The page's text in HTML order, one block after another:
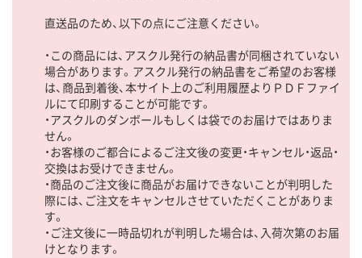
直送品のため、以下の点にご注意ください。
・この商品には、アスクル発行の納品書が同梱されていない
場合があります。アスクル発行の納品書をご希望のお客様
は、商品到着後、本サイト上のご利用履歴よりＰＤＦファイ
ルにて印刷することが可能です。
・アスクルのダンボールもしくは袋でのお届けではありま
せん。
・お客様のご都合によるご注文後の変更・キャンセル・返品・
交換はお受けできません。
・商品のご注文後に商品がお届けできないことが判明した
際には、ご注文をキャンセルさせていただくことがありま
す。
・ご注文後に一時品切れが判明した場合は、入荷次第のお届
けとなります。